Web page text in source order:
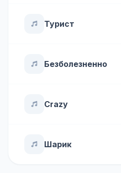
Турист
Безболезненно
Crazy
Шарик